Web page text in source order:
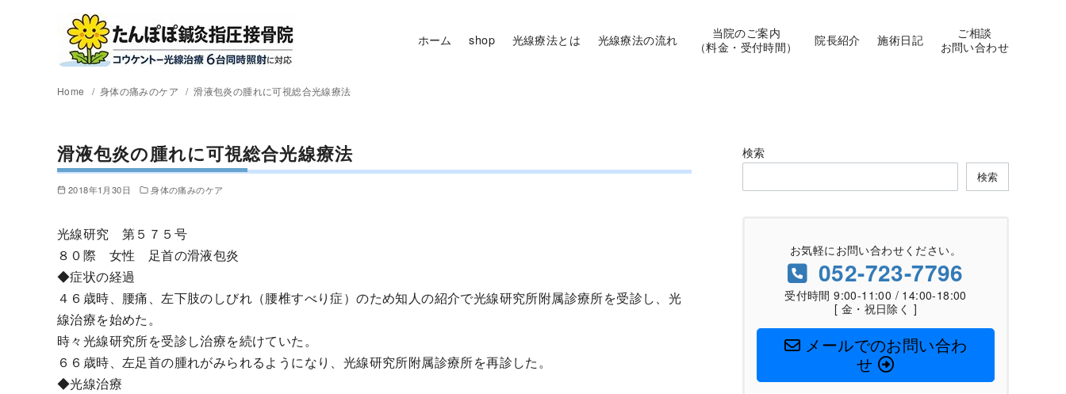
ホーム shop 光線療法とは 光線療法の流れ
当院のご案内
（料金・受付時間）
院長紹介 施術日記
ご相談
お問い合わせ
Home 身体の痛みのケア 滑液包炎の腫れに可視総合光線療法
滑液包炎の腫れに可視総合光線療法
2018年1月30日 身体の痛みのケア
光線研究 第５７５号
８０際 女性 足首の滑液包炎
◆症状の経過
４６歳時、腰痛、左下肢のしびれ（腰椎すべり症）のため知人の紹介で光線研究所附属診療所を受診し、光
線治療を始めた。
時々光線研究所を受診し治療を続けていた。
６６歳時、左足首の腫れがみられるようになり、光線研究所附属診療所を再診した。
◆光線治療
検索
検索
お気軽にお問い合わせください。
052-723-7796
受付時間 9:00-11:00 / 14:00-18:00
[ 金・祝日除く ]
メールでのお問い合わ
せ